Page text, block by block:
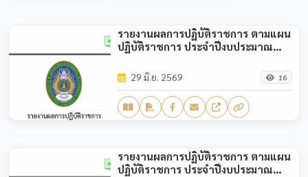
รายงานผลการปฏิบัติราชการ ตามแผน
ปฏิบัติราชการ ประจำปีงบประมาณ
29 มิ.ย. 2569 16
รายงานผลการปฏิบัติราชการ ตามแผน
ปฏิบัติราชการ ประจำปีงบประมาณ